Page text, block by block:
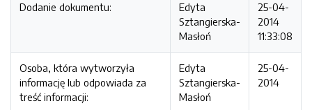
Dodanie dokumentu:
Edyta
Sztangierska-
Masłoń
25-04-
2014
11:33:08
Osoba, która wytworzyła
informację lub odpowiada za
treść informacji:
Edyta
Sztangierska-
Masłoń
25-04-
2014